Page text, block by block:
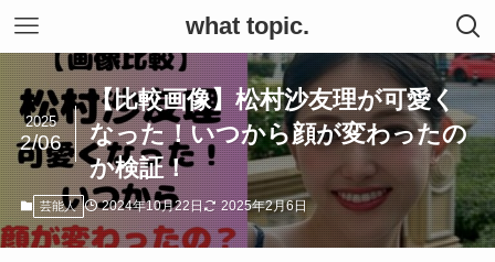
what topic.
【比較画像】松村沙友理が可愛く
なった！いつから顔が変わったの
か検証！
2025
2/06
芸能人 2024年10月22日 2025年2月6日